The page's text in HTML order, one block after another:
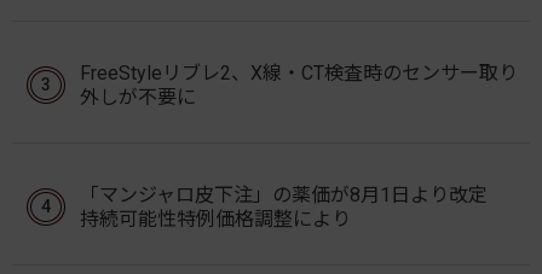
FreeStyleリブレ2、X線・CT検査時のセンサー取り
外しが不要に
「マンジャロ皮下注」の薬価が8月1日より改定
持続可能性特例価格調整により